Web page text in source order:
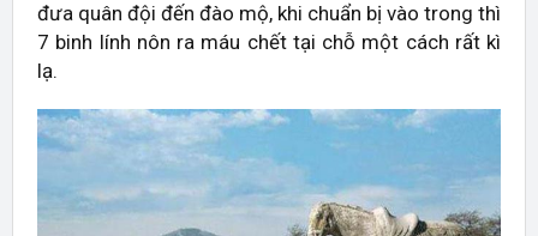
đưa quân đội đến đào mộ, khi chuẩn bị vào trong thì
7 binh lính nôn ra máu chết tại chỗ một cách rất kì
lạ.